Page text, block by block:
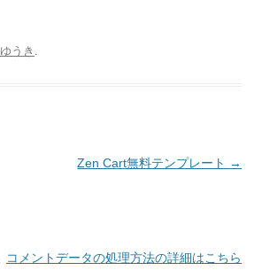
ゆうき .
Zen Cart無料テンプレート →
コメントデータの処理方法の詳細はこちら